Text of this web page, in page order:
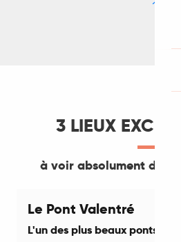
3 LIEUX
à voir absolument dans
Le Pont Valentré
L'un des plus beaux ponts de